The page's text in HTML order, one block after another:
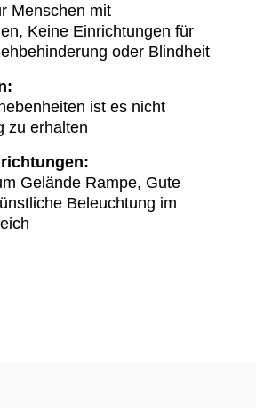
Menschen mit
Keine Einrichtungen für
oder Blindheit
ist es nicht
zu erhalten
Gelände Rampe, Gute
Beleuchtung im